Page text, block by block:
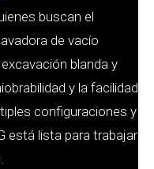
buscan el
de vacío
excavación blanda y
y la facilidad
configuraciones y
está lista para trabajar